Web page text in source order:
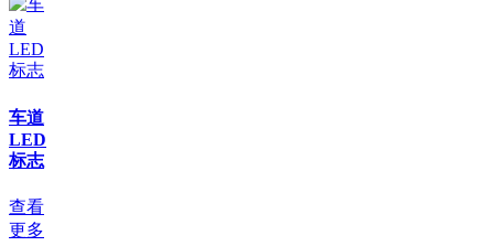
车道
LED
标志
查看
更多